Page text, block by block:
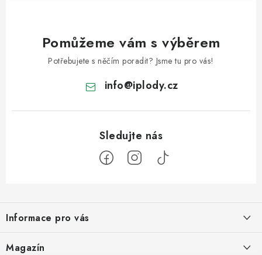
Pomůžeme vám s výběrem
Potřebujete s něčím poradit? Jsme tu pro vás!
info@iplody.cz
p
a
Informace pro vás
Magazín